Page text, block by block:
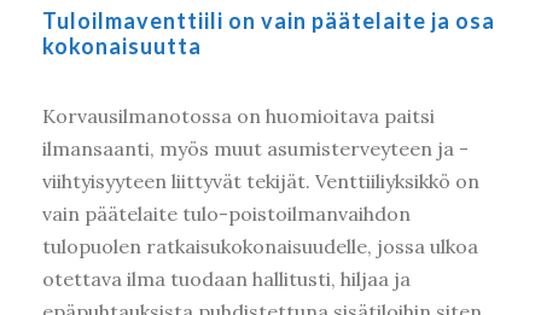
Tuloilmaventtiili on vain päätelaite ja osa
kokonaisuutta
Korvausilmanotossa on huomioitava paitsi
ilmansaanti, myös muut asumisterveyteen ja -
viihtyisyyteen liittyvät tekijät. Venttiiliyksikkö on
vain päätelaite tulo-poistoilmanvaihdon
tulopuolen ratkaisukokonaisuudelle, jossa ulkoa
otettava ilma tuodaan hallitusti, hiljaa ja